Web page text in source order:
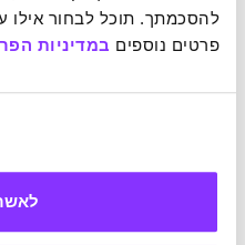
פרטים נוספים במדיניות
יכולת נוספת שעשויה להעיד
מהתנסות. גיבסון סוקרת מחקר
של הצמחים", מזכיר במבנהו
במסגרת הניסוי החוקרים
ממאוורר, אשר הופעל תמיד
גירוי שהצמחים תלויים בו